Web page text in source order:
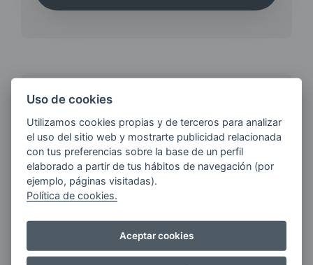
¿QUIERES ESTAR AL DÍA DE
LAS
ÚLTIMAS NOVEDADES?
E-MAIL
Quiero recibir las últimas novedades de AVIA
ENERGIAS por cualquier medio, incluido
Uso de cookies
Utilizamos cookies propias y de terceros para analizar
el uso del sitio web y mostrarte publicidad relacionada
con tus preferencias sobre la base de un perfil
elaborado a partir de tus hábitos de navegación (por
ejemplo, páginas visitadas).
Política de cookies.
Aceptar cookies